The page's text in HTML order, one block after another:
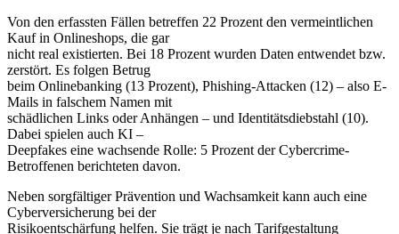
Von den erfassten Fällen betreffen 22 Prozent den vermeintlichen
Kauf in Onlineshops, die gar
nicht real existierten. Bei 18 Prozent wurden Daten entwendet bzw.
zerstört. Es folgen Betrug
beim Onlinebanking (13 Prozent), Phishing-Attacken (12) – also E-
Mails in falschem Namen mit
schädlichen Links oder Anhängen – und Identitätsdiebstahl (10).
Dabei spielen auch KI –
Deepfakes eine wachsende Rolle: 5 Prozent der Cybercrime-
Betroffenen berichteten davon.
Neben sorgfältiger Prävention und Wachsamkeit kann auch eine
Cyberversicherung bei der
Risikoentschärfung helfen. Sie trägt je nach Tarifgestaltung